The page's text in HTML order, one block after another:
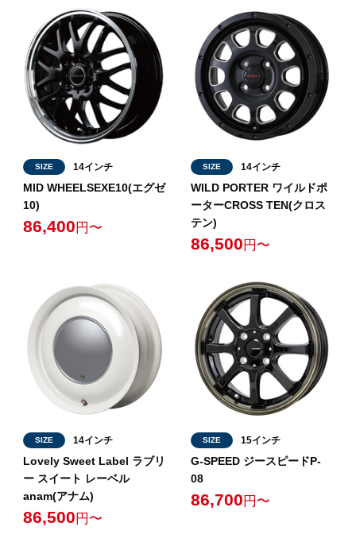
SIZE 14インチ
MID WHEELSEXE10(エグゼ
10)
86,400 円〜
SIZE 14インチ
WILD PORTER ワイルドポ
ーターCROSS TEN(クロス
テン)
86,500 円〜
SIZE 14インチ
Lovely Sweet Label ラブリ
ー スイート レーベル
anam(アナム)
86,500 円〜
SIZE 15インチ
G-SPEED ジースピードP-
08
86,700 円〜